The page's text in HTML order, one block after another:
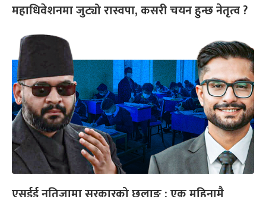
महाधिवेशनमा जुट्यो रास्वपा, कसरी चयन हुन्छ नेतृत्व ?